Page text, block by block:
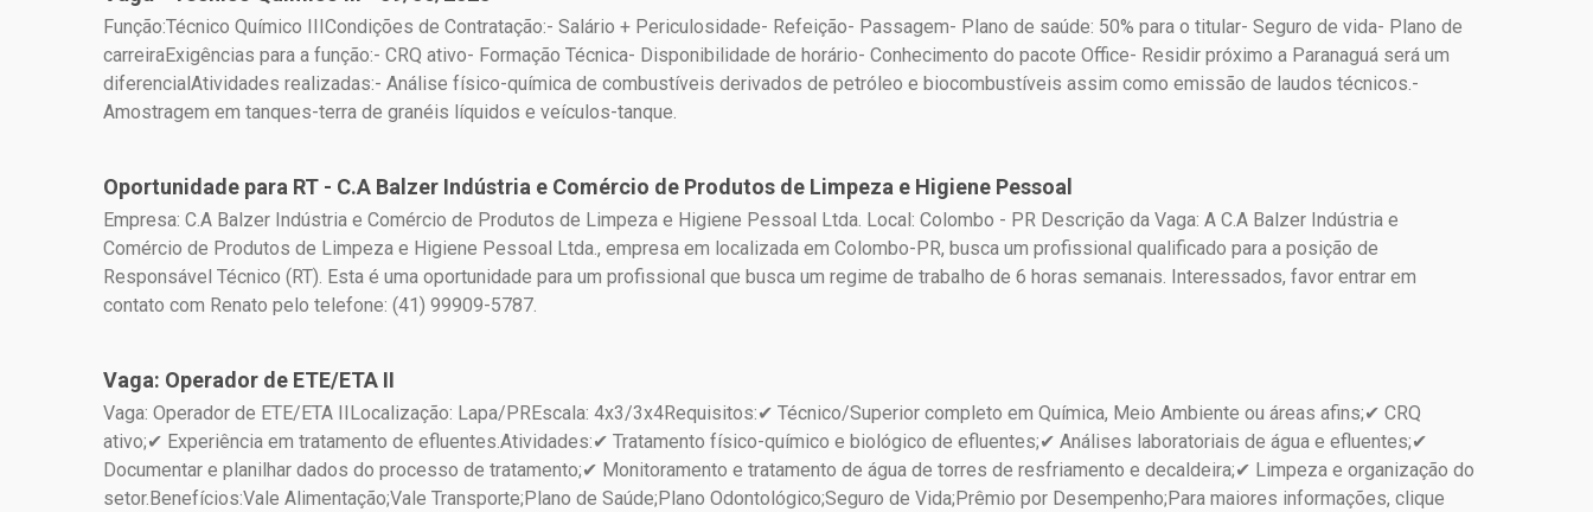
Função:Técnico Químico IIICondições de Contratação:- Salário + Periculosidade- Refeição- Passagem- Plano de saúde: 50% para o titular- Seguro de vida- Plano de
carreiraExigências para a função:- CRQ ativo- Formação Técnica- Disponibilidade de horário- Conhecimento do pacote Office- Residir próximo a Paranaguá será um
diferencialAtividades realizadas:- Análise físico-química de combustíveis derivados de petróleo e biocombustíveis assim como emissão de laudos técnicos.-
Amostragem em tanques-terra de granéis líquidos e veículos-tanque.
Oportunidade para RT - C.A Balzer Indústria e Comércio de Produtos de Limpeza e Higiene Pessoal
Empresa: C.A Balzer Indústria e Comércio de Produtos de Limpeza e Higiene Pessoal Ltda. Local: Colombo - PR Descrição da Vaga: A C.A Balzer Indústria e
Comércio de Produtos de Limpeza e Higiene Pessoal Ltda., empresa em localizada em Colombo-PR, busca um profissional qualificado para a posição de
Responsável Técnico (RT). Esta é uma oportunidade para um profissional que busca um regime de trabalho de 6 horas semanais. Interessados, favor entrar em
contato com Renato pelo telefone: (41) 99909-5787.
Vaga: Operador de ETE/ETA II
Vaga: Operador de ETE/ETA IILocalização: Lapa/PREscala: 4x3/3x4Requisitos:✔ Técnico/Superior completo em Química, Meio Ambiente ou áreas afins;✔ CRQ
ativo;✔ Experiência em tratamento de efluentes.Atividades:✔ Tratamento físico-químico e biológico de efluentes;✔ Análises laboratoriais de água e efluentes;✔
Documentar e planilhar dados do processo de tratamento;✔ Monitoramento e tratamento de água de torres de resfriamento e decaldeira;✔ Limpeza e organização do
setor.Benefícios:Vale Alimentação;Vale Transporte;Plano de Saúde;Plano Odontológico;Seguro de Vida;Prêmio por Desempenho;Para maiores informações, clique